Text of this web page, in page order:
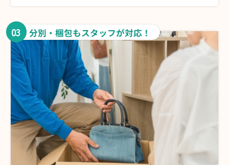
03 分別・梱包もスタッフが対応！